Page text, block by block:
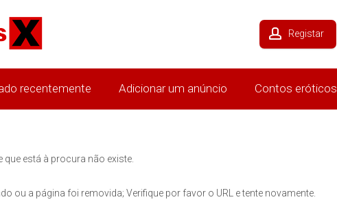
Registar
recentemente Adicionar um anúncio Contos eróticos
que está à procura não existe.
ou a página foi removida; Verifique por favor o URL e tente novamente.